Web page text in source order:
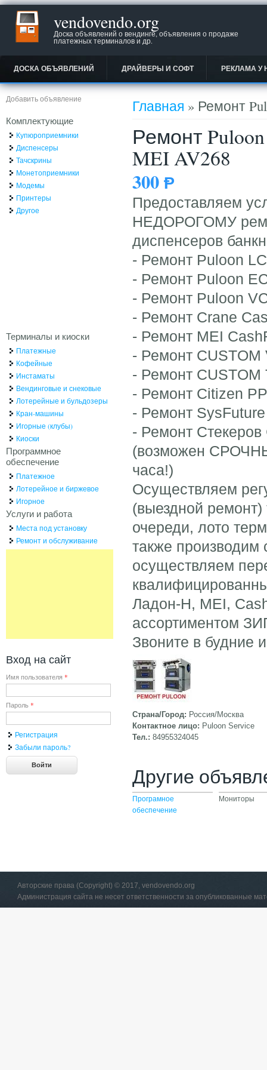
vendovendo.org
Доска объявлений о вендинге, объявления о продаже
платежных терминалов и др.
ДОСКА ОБЪЯВЛЕНИЙ ДРАЙВЕРЫ И СОФТ РЕКЛАМА У
Вы здесь
Главная » Ремонт
Ремонт Puloon
MEI AV268
300 Ᵽ
Предоставляем
НЕДОРОГОМУ
диспенсеров
- Ремонт Puloon
- Ремонт Puloon
- Ремонт Puloon
- Ремонт Crane
- Ремонт MEI
- Ремонт CUSTOM
- Ремонт CUSTOM
- Ремонт Citizen
- Ремонт
- Ремонт
(возможен
часа!)
Осуществляем
(выездной
очереди, лото
также
осуществляем
Ладон-Н, МEI,
ассортиментом
Звоните в будние
Страна/Город: Россия/Москва
Контактное лицо: Puloon Service
Тел.: 84955324045
Другие
Програмное
обеспечение
Мониторы
Добавить объявление
Комплектующие
Купюроприемники
Диспенсеры
Тачскрины
Монетоприемники
Модемы
Принтеры
Другое
Терминалы и киоски
Платежные
Кофейные
Инстаматы
Вендинговые и снековые
Лотерейные и бульдозеры
Кран-машины
Игорные (клубы)
Киоски
Программное
обеспечение
Платежное
Лотерейное и биржевое
Игорное
Услуги и работа
Места под установку
Ремонт и обслуживание
Вход на сайт
Имя пользователя *
Пароль *
Регистрация
Забыли пароль?
Авторские права (Copyright) © 2017, vendovendo.org
Администрация сайта не несет ответственности за опубликованные